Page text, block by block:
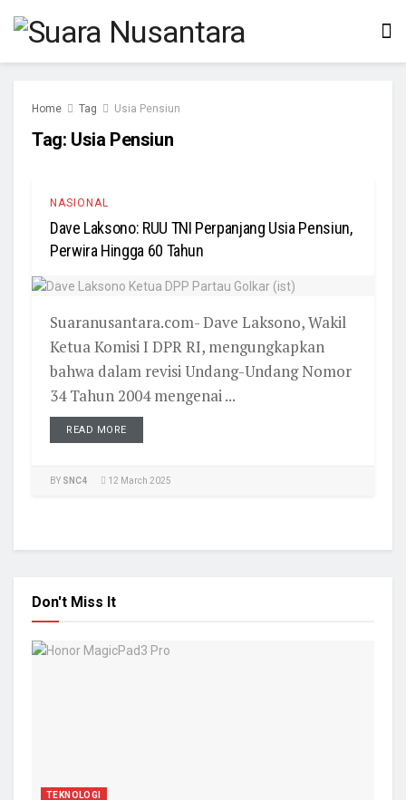
Home Tag Usia Pensiun
Tag: Usia Pensiun
NASIONAL
Dave Laksono: RUU TNI Perpanjang Usia Pensiun,
Perwira Hingga 60 Tahun
Suaranusantara.com- Dave Laksono, Wakil
Ketua Komisi I DPR RI, mengungkapkan
bahwa dalam revisi Undang-Undang Nomor
34 Tahun 2004 mengenai ...
READ MORE
BY SNC4 12 March 2025
Don't Miss It
TEKNOLOGI